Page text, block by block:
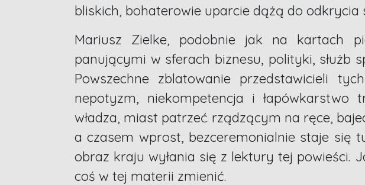
bliskich, bohaterowie uparcie dążą do
Mariusz Zielke, podobnie jak na kartach
panującymi w sferach biznesu, polityki, służb
Powszechne zblatowanie przedstawicieli
nepotyzm, niekompetencja i
władza, miast patrzeć rządzącym na ręce,
a czasem wprost, bezceremonialnie staje się
obraz kraju wyłania się z lektury tej powieści.
coś w tej materii zmienić.